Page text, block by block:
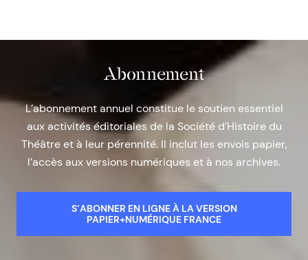
Abonnement
L’abonnement annuel constitue le soutien essentiel
aux activités éditoriales de la Société d’Histoire du
Théâtre et à leur pérennité. Il inclut les envois papier,
l’accès aux versions numériques et à nos archives.
S’ABONNER EN LIGNE À LA VERSION
PAPIER+NUMÉRIQUE FRANCE